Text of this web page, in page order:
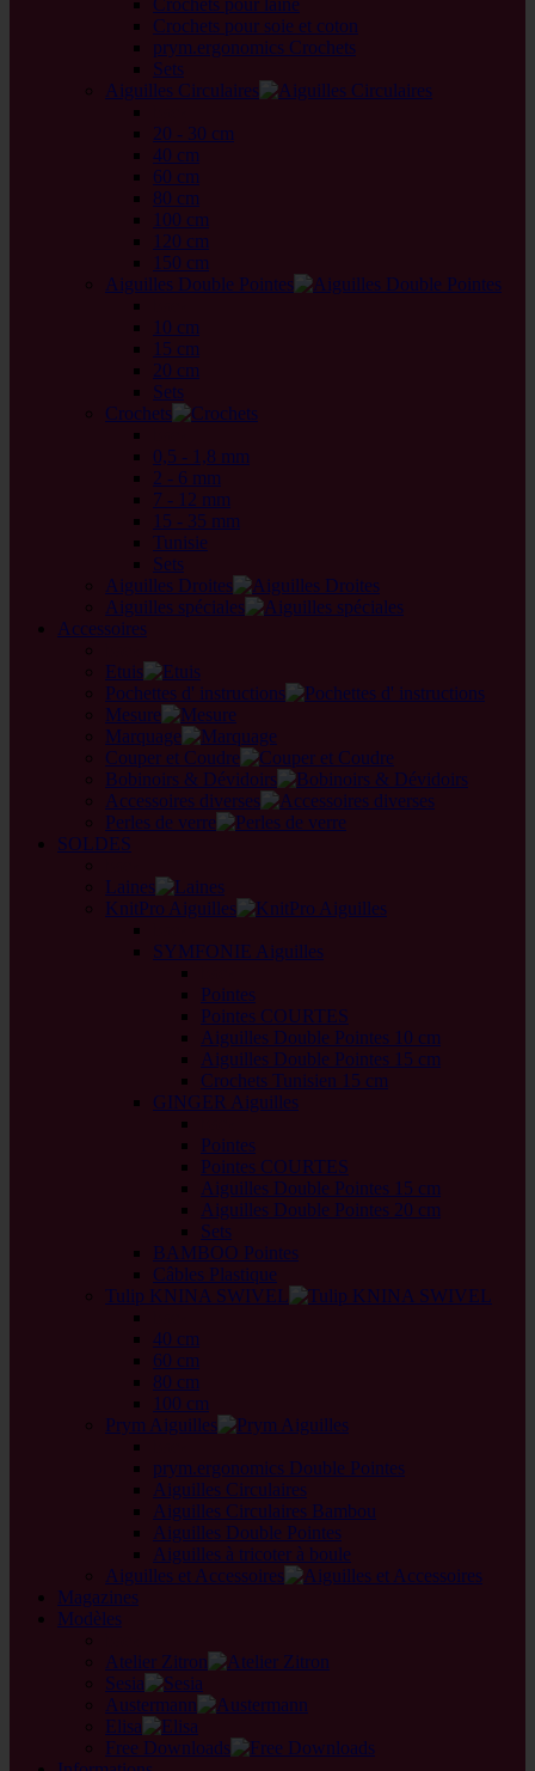
Crochets pour laine
Crochets pour soie et coton
prym.ergonomics Crochets
Sets
Aiguilles Circulaires
20 - 30 cm
40 cm
60 cm
80 cm
100 cm
120 cm
150 cm
Aiguilles Double Pointes
10 cm
15 cm
20 cm
Sets
Crochets
0,5 - 1,8 mm
2 - 6 mm
7 - 12 mm
15 - 35 mm
Tunisie
Sets
Aiguilles Droites
Aiguilles spéciales
Accessoires
Etuis
Pochettes d' instructions
Mesure
Marquage
Couper et Coudre
Bobinoirs & Dévidoirs
Accessoires diverses
Perles de verre
SOLDES
Laines
KnitPro Aiguilles
SYMFONIE Aiguilles
Pointes
Pointes COURTES
Aiguilles Double Pointes 10 cm
Aiguilles Double Pointes 15 cm
Crochets Tunisien 15 cm
GINGER Aiguilles
Pointes
Pointes COURTES
Aiguilles Double Pointes 15 cm
Aiguilles Double Pointes 20 cm
Sets
BAMBOO Pointes
Câbles Plastique
Tulip KNINA SWIVEL
40 cm
60 cm
80 cm
100 cm
Prym Aiguilles
prym.ergonomics Double Pointes
Aiguilles Circulaires
Aiguilles Circulaires Bambou
Aiguilles Double Pointes
Aiguilles à tricoter à boule
Aiguilles et Accessoires
Magazines
Modèles
Atelier Zitron
Sesia
Austermann
Elisa
Free Downloads